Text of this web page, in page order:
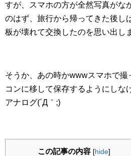
すが、スマホの方が全然写真がな
のはず、旅行から帰ってきた後し
板が壊れて交換したのを思い出し
そうか、あの時かwwwスマホで撮
コンに移して保存するようにし
アナログ(´Д｀;)
この記事の内容 [hide]